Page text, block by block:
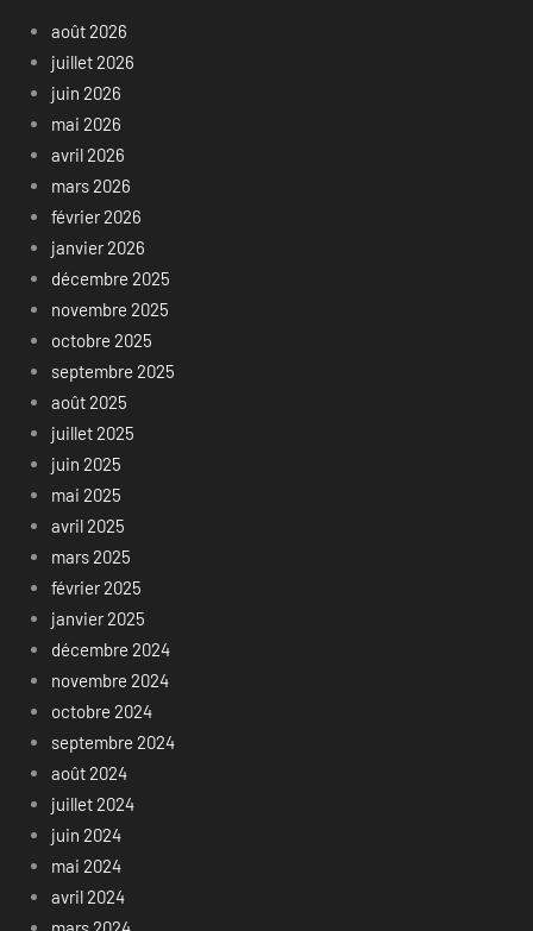
août 2026
juillet 2026
juin 2026
mai 2026
avril 2026
mars 2026
février 2026
janvier 2026
décembre 2025
novembre 2025
octobre 2025
septembre 2025
août 2025
juillet 2025
juin 2025
mai 2025
avril 2025
mars 2025
février 2025
janvier 2025
décembre 2024
novembre 2024
octobre 2024
septembre 2024
août 2024
juillet 2024
juin 2024
mai 2024
avril 2024